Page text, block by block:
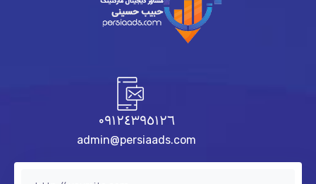
٠٩١٢٤٣٩٥١٢٦
admin@persiaads.com